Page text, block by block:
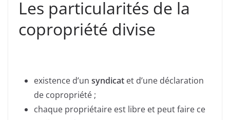
Les particularités de la
copropriété divise
existence d’un syndicat et d’une déclaration
de copropriété ;
chaque propriétaire est libre et peut faire ce